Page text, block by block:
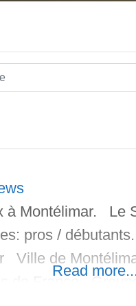
à Montélimar. Le
pros /
Ville de
de France,,
Read